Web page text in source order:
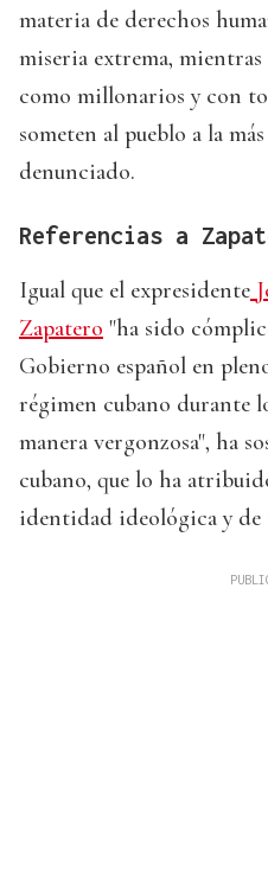
materia de derechos
miseria extrema,
como millonarios y con
someten al pueblo a la
denunciado.
Referencias a
Igual que el expresidente
Zapatero "ha sido
Gobierno español en
régimen cubano durante
manera vergonzosa", ha
cubano, que lo ha
identidad ideológica y de